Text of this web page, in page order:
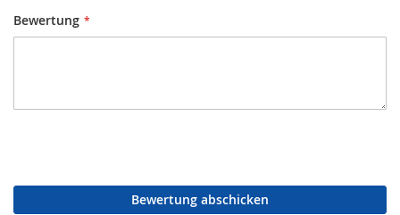
Bewertung
Bewertung abschicken